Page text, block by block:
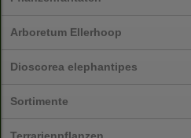
Arboretum Ellerhoop
Dioscorea elephantipes
Sortimente